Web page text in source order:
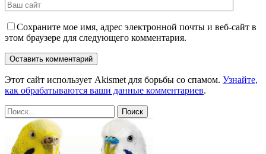
Сохраните мое имя, адрес электронной почты и веб-сайт в
этом браузере для следующего комментария.
Этот сайт использует Akismet для борьбы со спамом. Узнайте,
как обрабатываются ваши данные комментариев.